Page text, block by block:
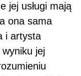
jej usługi mają
ona sama
i artysta
jej